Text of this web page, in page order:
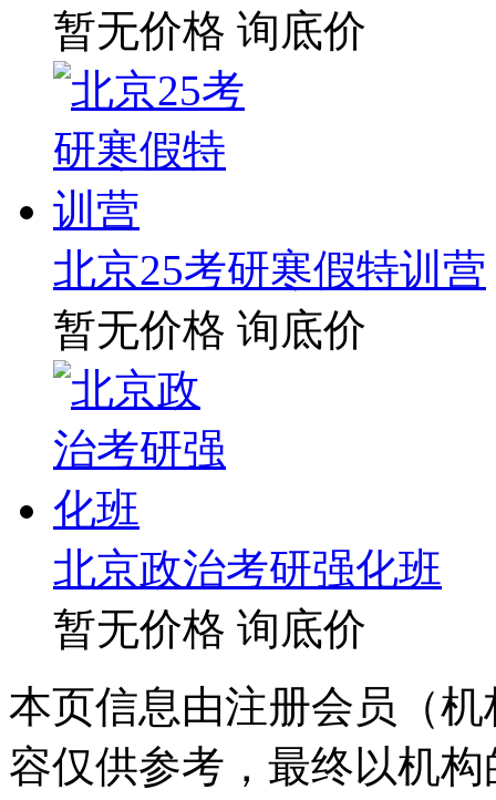
暂无价格 询底价
北京25考研寒假特训营
暂无价格 询底价
北京政治考研强化班
暂无价格 询底价
本页信息由注册会员（
容仅供参考，最终以机